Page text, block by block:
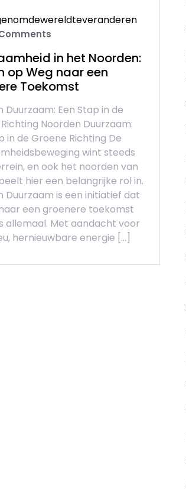
in het Noorden:
op Weg naar een
Toekomst
Duurzaam: Een Stap in de
Noorden Duurzaam:
in de Groene Richting De
wint steeds
en ook het noorden van
hier een belangrijke rol in.
Duurzaam is een initiatief dat
een groenere toekomst
allemaal. Met aandacht voor
hernieuwbare energie […]